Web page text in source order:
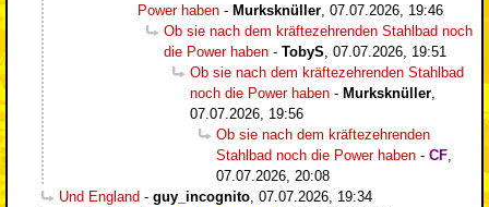
Power haben - Murksknüller 07.07.2026, 19:46
Ob sie nach dem kräftezehrenden Stahlbad noch
die Power haben - TobyS 07.07.2026, 19:51
Ob sie nach dem kräftezehrenden Stahlbad
noch die Power haben - Murksknüller
07.07.2026, 19:56
Ob sie nach dem kräftezehrenden
Stahlbad noch die Power haben - CF
07.07.2026, 20:08
Und England - guy_incognito 07.07.2026, 19:34